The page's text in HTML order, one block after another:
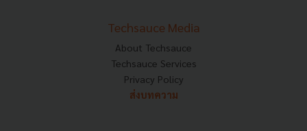
Techsauce Media
About Techsauce
Techsauce Services
Privacy Policy
ส่งบทความ